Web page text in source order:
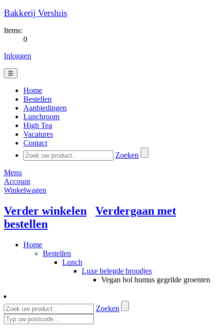
Bakkerij Versluis
Items:
0
Inloggen
☰
Home
Bestellen
Aanbiedingen
Lunchroom
High Tea
Vacatures
Contact
Zoeken
Menu
Account
Winkelwagen
Verder winkelen
Verdergaan met
bestellen
Home
Bestellen
Lunch
Luxe belegde broodjes
Vegan bol humus gegrilde groenten
Zoeken